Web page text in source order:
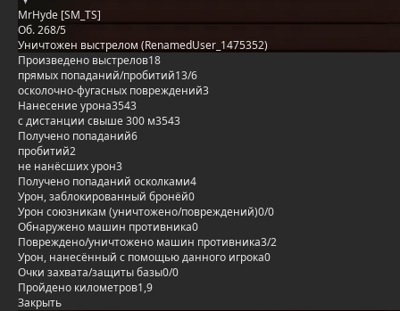
MrHyde [SM_TS]
Об. 268/5
Уничтожен выстрелом (RenamedUser_1475352)
Произведено выстрелов18
прямых попаданий/пробитий13/6
осколочно-фугасных повреждений3
Нанесение урона3543
с дистанции свыше 300 м3543
Получено попаданий6
пробитий2
не нанёсших урон3
Получено попаданий осколками4
Урон, заблокированный бронёй0
Урон союзникам (уничтожено/повреждений)0/0
Обнаружено машин противника0
Повреждено/уничтожено машин противника3/2
Урон, нанесённый с помощью данного игрока0
Очки захвата/защиты базы0/0
Пройдено километров1,9
Закрыть